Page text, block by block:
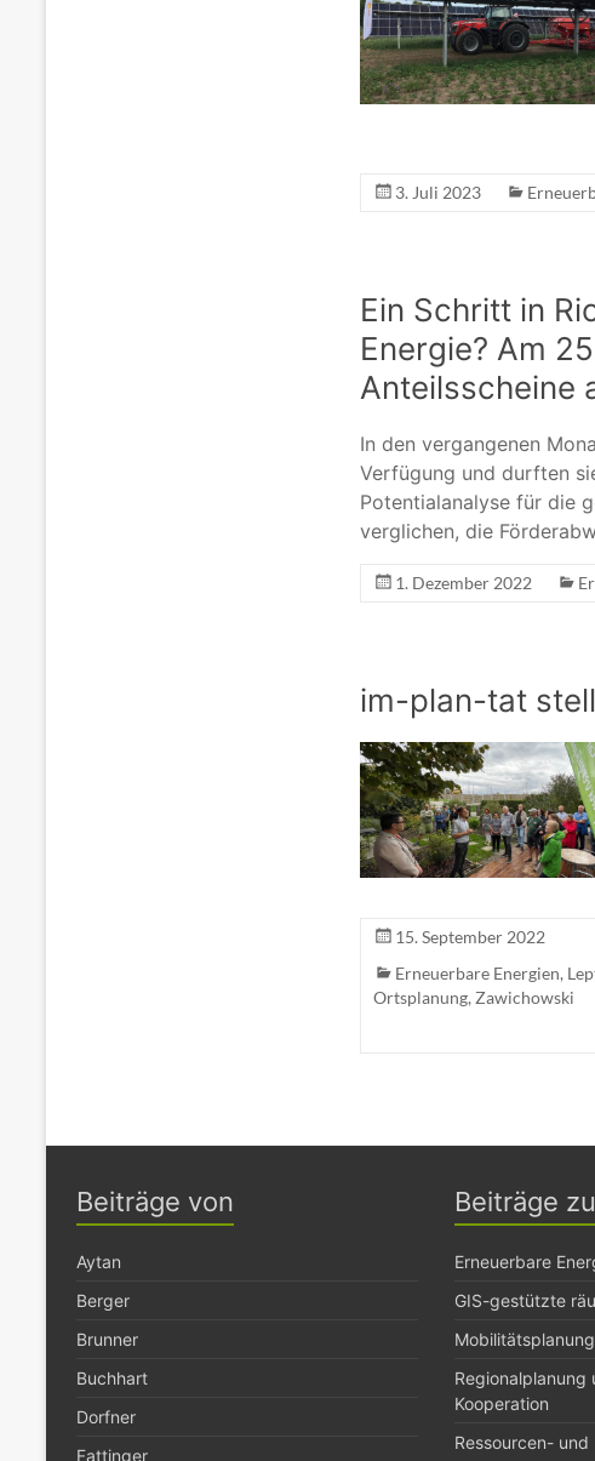
3. Juli 2023
Ein Schritt in
Energie? Am
Anteilsscheine
In den vergangenen
Verfügung und durften
Potentialanalyse für die
verglichen, die
1. Dezember 2022
im-plan-tat
15. September 2022
Erneuerbare Energien,
Ortsplanung, Zawichowski
Beiträge von
Aytan
Berger
Brunner
Buchhart
Dorfner
Fattinger
Beiträge zu
Erneuerbare
GIS-gestützte
Mobilitätsplanung
Regionalplanung
Kooperation
Ressourcen-